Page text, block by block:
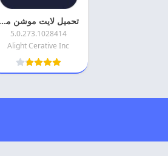
تحميل لايت موشن مهكر 2026 Alight Motion اخر اصدار
5.0.273.1028414
Alight Cerative Inc